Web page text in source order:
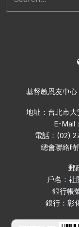
基督教恩友中
地址：台北市
E-Mail：
電話：(02)
總會聯絡
郵
戶名：社
銀行帳
銀行：彰